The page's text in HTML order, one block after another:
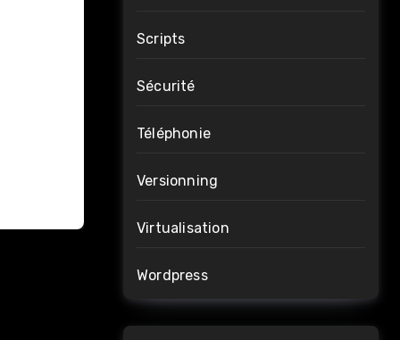
Scripts
Sécurité
Téléphonie
Versionning
Virtualisation
Wordpress